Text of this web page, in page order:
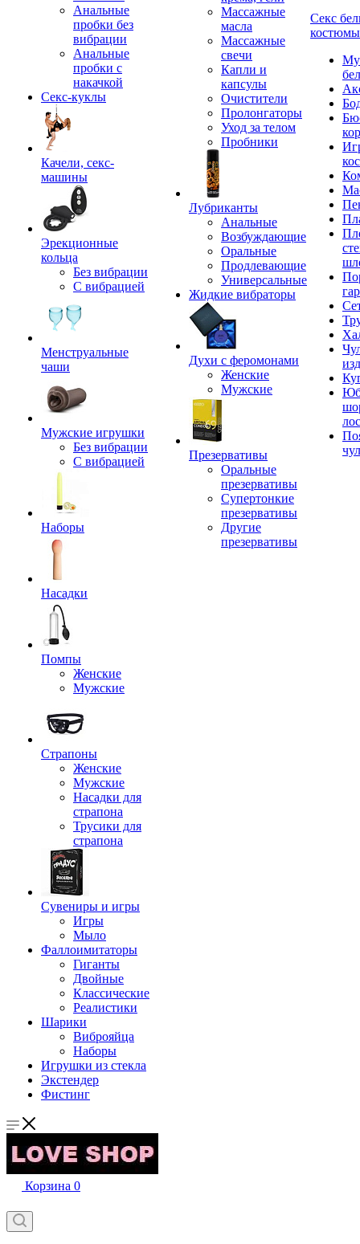
Анальные
пробки без
вибрации
Анальные
пробки с
накачкой
Секс-куклы
Качели, секс-
машины
Эрекционные
кольца
Без вибрации
С вибрацией
Менструальные
чаши
Мужские игрушки
Без вибрации
С вибрацией
Наборы
Насадки
Помпы
Женские
Мужские
Страпоны
Женские
Мужские
Насадки для
страпона
Трусики для
страпона
Сувениры и игры
Игры
Мыло
Фаллоимитаторы
Гиганты
Двойные
Классические
Реалистики
Шарики
Виброяйца
Наборы
Игрушки из стекла
Экстендер
Фистинг
Массажные
масла
Массажные
свечи
Капли и
капсулы
Очистители
Пролонгаторы
Уход за телом
Пробники
Лубриканты
Анальные
Возбуждающие
Оральные
Продлевающие
Универсальные
Жидкие вибраторы
Духи с феромонами
Женские
Мужские
Презервативы
Оральные
презервативы
Супертонкие
презервативы
Другие
презервативы
Секс
костюмы
Корзина 0